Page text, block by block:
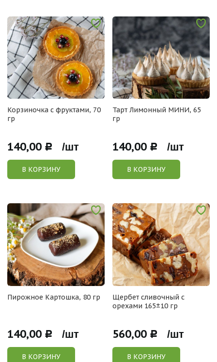
Корзиночка с фруктами, 70
гр
140,00 Р /шт
В КОРЗИНУ
Тарт Лимонный МИНИ, 65
гр
140,00 Р /шт
В КОРЗИНУ
Пирожное Картошка, 80 гр
140,00 Р /шт
В КОРЗИНУ
Щербет сливочный с
орехами 165±10 гр
560,00 Р /шт
В КОРЗИНУ